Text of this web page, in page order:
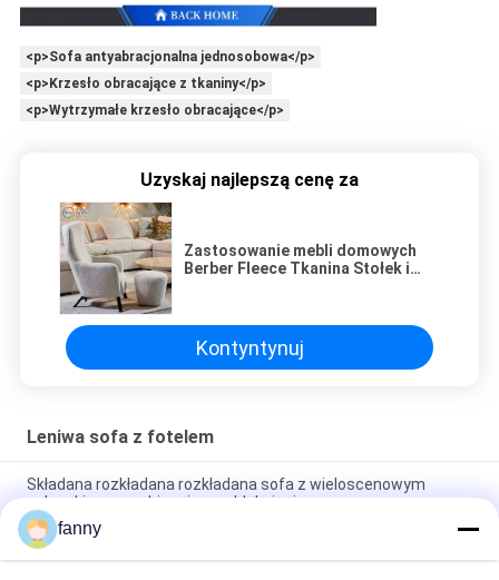
<p>Sofa antyabracjonalna jednosobowa</p>
<p>Krzesło obracające z tkaniny</p>
<p>Wytrzymałe krzesło obracające</p>
Uzyskaj najlepszą cenę za
Zastosowanie mebli domowych
Berber Fleece Tkanina Stołek i
Kontyntynuj
Leniwa sofa z fotelem
Składana rozkładana rozkładana sofa z wieloscenowym
schowkiem zapobiegającym blaknięciu
Oddychająca, obrotowa, leniwa sofa, odporna na zużycie,
odporna na zadrapania
fanny